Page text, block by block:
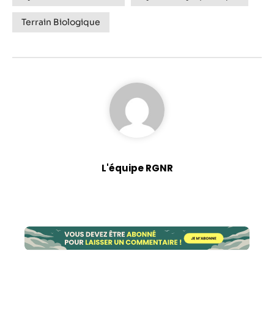
Terrain Biologique
L'équipe RGNR